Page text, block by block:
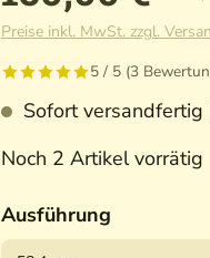
Preise inkl. MwSt. zzgl.
5 / 5 (3
Sofort
Noch 2 Artikel vorrätig
Ausführung